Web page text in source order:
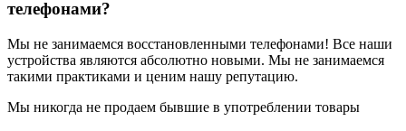
телефонами?
Мы не занимаемся восстановленными телефонами! Все наши
устройства являются абсолютно новыми. Мы не занимаемся
такими практиками и ценим нашу репутацию.
Мы никогда не продаем бывшие в употреблении товары